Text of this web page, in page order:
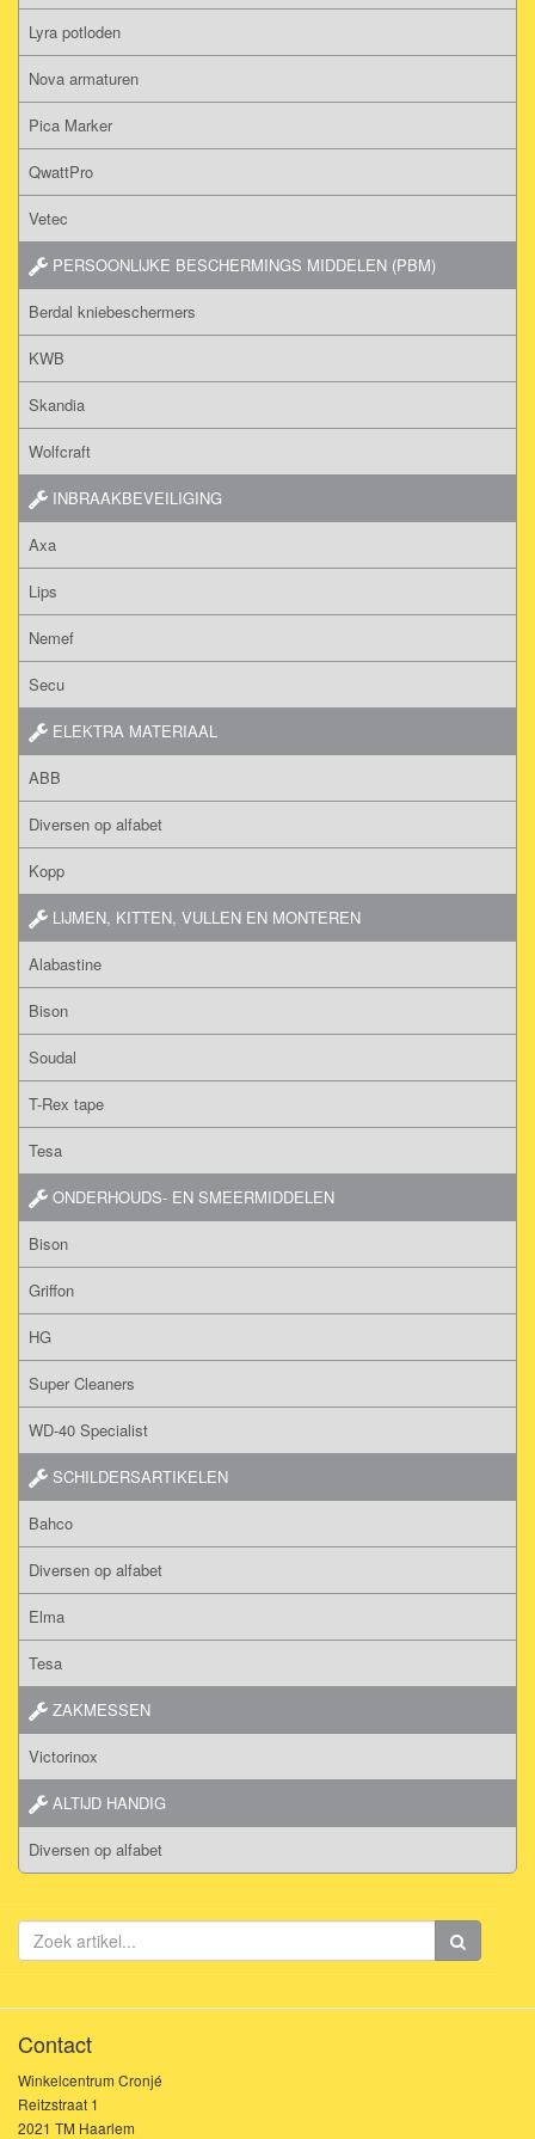
Lyra potloden
Nova armaturen
Pica Marker
QwattPro
Vetec
PERSOONLIJKE BESCHERMINGS MIDDELEN (PBM)
Berdal kniebeschermers
KWB
Skandia
Wolfcraft
INBRAAKBEVEILIGING
Axa
Lips
Nemef
Secu
ELEKTRA MATERIAAL
ABB
Diversen op alfabet
Kopp
LIJMEN, KITTEN, VULLEN EN MONTEREN
Alabastine
Bison
Soudal
T-Rex tape
Tesa
ONDERHOUDS- EN SMEERMIDDELEN
Bison
Griffon
HG
Super Cleaners
WD-40 Specialist
SCHILDERSARTIKELEN
Bahco
Diversen op alfabet
Elma
Tesa
ZAKMESSEN
Victorinox
ALTIJD HANDIG
Diversen op alfabet
Contact
Winkelcentrum Cronjé
Reitzstraat 1
2021 TM Haarlem